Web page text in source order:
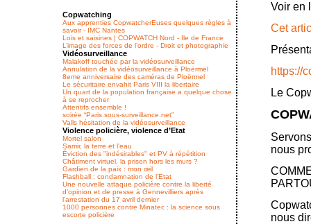
Voir en
Cet
https://
Le
nous
nous
Copwatching
Aux apprenties CopwatcherEuses quelques règles à
savoir - IMC Nantes
Lois et saisines | COPWATCH Nord - Ile de France
L’image des forces de l’ordre - Droit et photographie
Vidéosurveillance
Malakoff touchée par la vidéosurveillance
Annulation de la vidéosurveillance à Ploërmel
8eme anniversaire des caméras de Ploërmel
Le sécuritaire envahit Paris VIII la libertaire
Un quart de la population française a quelque chose
à se reprocher
Attentifs ensemble !
soirée “Paris.sous-surveillance.net”
Valls hésitation de la vidéosurveillance
Violence policière, violence d’Etat
Mortel salon
Samir, la terre et l’eau
Éviction des "indésirables" et PV à répétition
Châtiment virtuel, la prison hors les murs ?
Gardien de la paix : mon œil
Flashball : condamnation de l’Etat
Une nouvelle attaque policière contre la liberté
d’opinion et de presse à Gennevilliers après
l’arrestation du 17 avril dernier
1000 personnes contre Minatec : la science sous
escorte policière